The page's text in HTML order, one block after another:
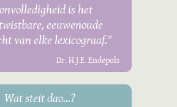
is het
eeuwenoude
van elke lexicograaf."
Dr. H.J.E. Endepols
Wat steit dao...?